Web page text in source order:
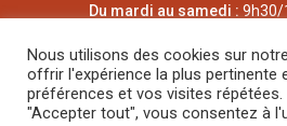
Du mardi au samedi : 9h30/
1992 Route de
Nous utilisons des cookies sur
offrir l'expérience la plus pertinente
préférences et vos visites répétées.
"Accepter tout", vous consentez à